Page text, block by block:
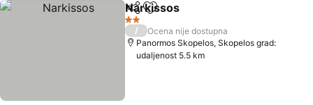
Deli Dodati u favorite
Narkissos
2 Zvezdice
/
Ocena nije dostupna
Panormos Skopelos, Skopelos grad:
udaljenost 5.5 km